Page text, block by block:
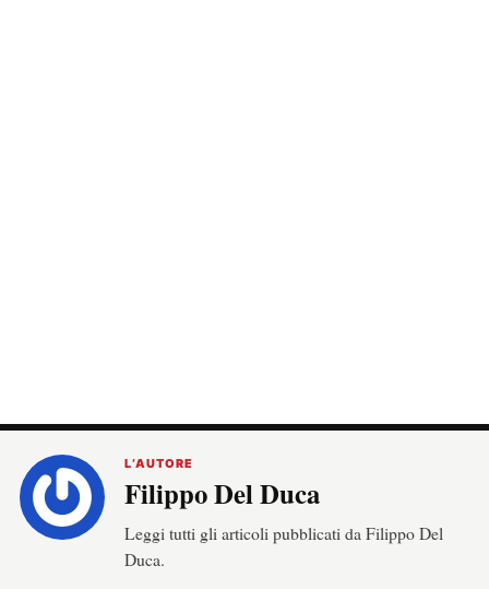
L’AUTORE
Filippo Del Duca
Leggi tutti gli articoli pubblicati da Filippo Del
Duca.